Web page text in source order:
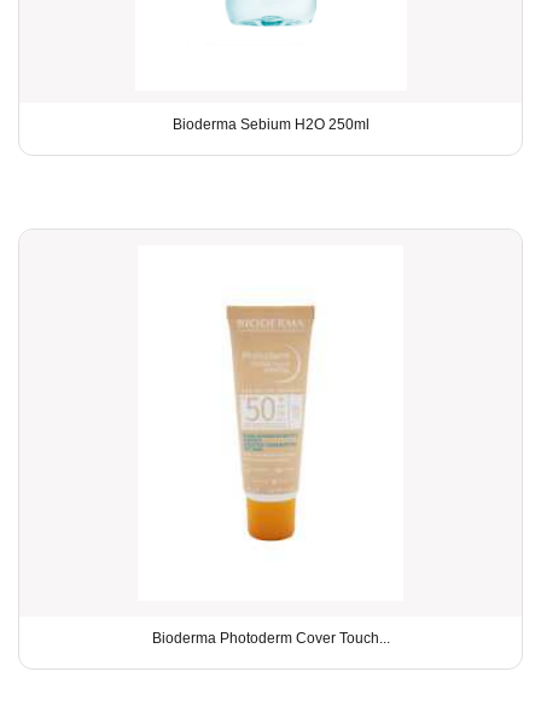
Bioderma Sebium H2O 250ml
Bioderma Photoderm Cover Touch...